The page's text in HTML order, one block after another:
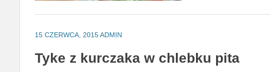
15 CZERWCA, 2015 ADMIN
Tyke z kurczaka w chlebku pita